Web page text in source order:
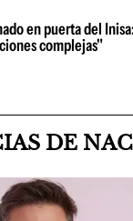
en puerta del
complejas"
DE